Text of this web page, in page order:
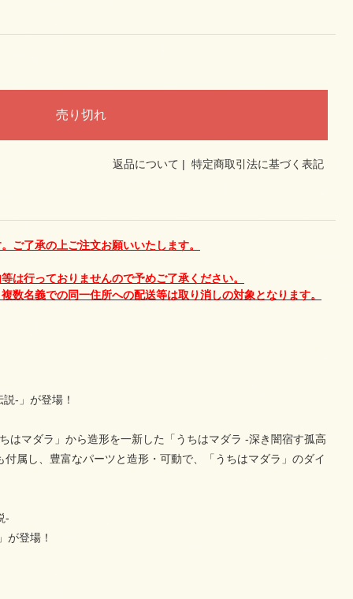
返品について | 特定商取引法に基づく表記
ご了承の上ご注文お願いいたします。
行っておりませんので予めご了承ください。
名義での同一住所への配送等は取り消しの対象となります。
-」が登場！
マダラ」から造形を一新した「うちはマダラ -深き闇宿す孤高
属し、豊富なパーツと造形・可動で、「うちはマダラ」のダイ
-
が登場！